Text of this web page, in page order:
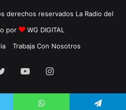
derechos reservados La Radio del
por
WG DIGITAL
Trabaja Con Nosotros
TwitterYouTubeInstagram